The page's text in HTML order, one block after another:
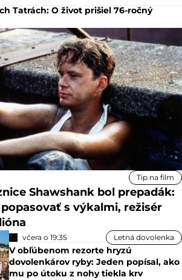
Tatrách: O život prišiel 76-ročný
Tip na film
Shawshank bol prepadák:
s výkalmi, režisér
včera o 19:35 Letná dovolenka
V obľúbenom rezorte hryzú
dovolenkárov ryby: Jeden popísal, ako
mu po útoku z nohy tiekla krv